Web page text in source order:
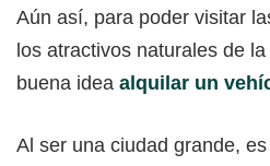
Aún así, para poder visitar
los atractivos naturales de
buena idea alquilar un
Al ser una ciudad grande,